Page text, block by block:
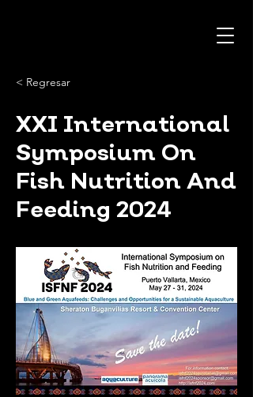
< Regresar
XXI International
Symposium On
Fish Nutrition And
Feeding 2024